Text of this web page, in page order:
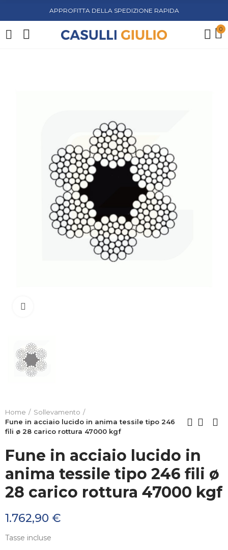
APPROFITTA DELLA SPEDIZIONE RAPIDA
0
Home
Sollevamento
Fune in acciaio lucido in anima tessile tipo 246
fili ø 28 carico rottura 47000 kgf
Fune in acciaio lucido in
anima tessile tipo 246 fili ø
28 carico rottura 47000 kgf
1.762,90 €
Tasse incluse